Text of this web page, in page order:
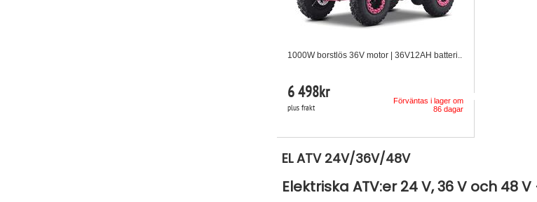
1000W borstlös 36V motor | 36V12AH batteri..
6 498kr
plus frakt
Förväntas i lager om
86 dagar
EL ATV 24V/36V/48V
Elektriska ATV:er 24 V, 36 V och 48